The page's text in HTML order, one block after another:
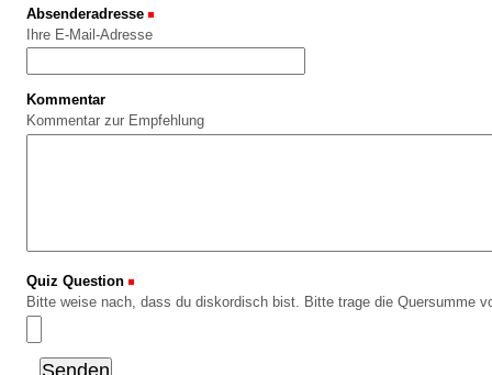
Absenderadresse
Ihre E-Mail-Adresse
Kommentar
Kommentar zur Empfehlung
Quiz Question
Bitte weise nach, dass du diskordisch bist. Bitte trage die Quersumme